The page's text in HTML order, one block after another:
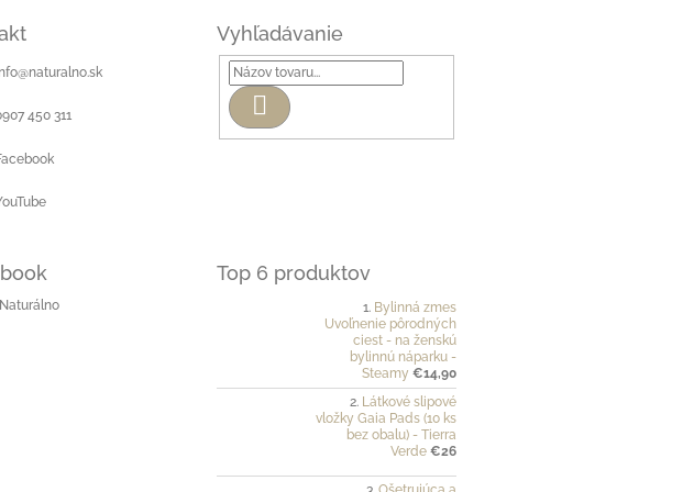
@naturalno.sk
450 311
Vyhľadávanie
Hľadať
Naturálno
Top 6 produktov
Bylinná zmes
Uvoľnenie pôrodných
ciest - na ženskú
bylinnú náparku -
Steamy €14,90
Látkové slipové
vložky Gaia Pads (10 ks
bez obalu) - Tierra
Verde €26